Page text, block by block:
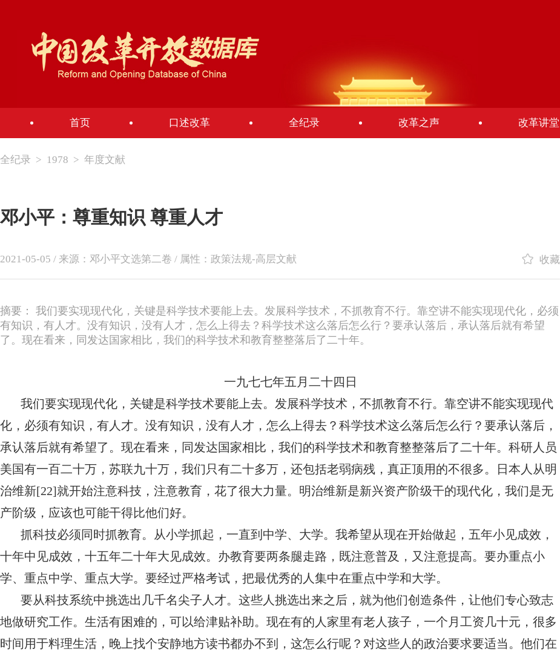
首页 口述改革 全纪录 改革之声 改革讲堂
全纪录 > 1978 > 年度文献
邓小平：尊重知识 尊重人才
2021-05-05 / 来源：邓小平文选第二卷 / 属性：政策法规-高层文献 收藏
摘要： 我们要实现现代化，关键是科学技术要能上去。发展科学技术，不抓教育不行。靠空讲不能实现现代化，必须
有知识，有人才。没有知识，没有人才，怎么上得去？科学技术这么落后怎么行？要承认落后，承认落后就有希望
了。现在看来，同发达国家相比，我们的科学技术和教育整整落后了二十年。
一九七七年五月二十四日
我们要实现现代化，关键是科学技术要能上去。发展科学技术，不抓教育不行。靠空讲不能实现现代
化，必须有知识，有人才。没有知识，没有人才，怎么上得去？科学技术这么落后怎么行？要承认落后，
承认落后就有希望了。现在看来，同发达国家相比，我们的科学技术和教育整整落后了二十年。科研人员
美国有一百二十万，苏联九十万，我们只有二十多万，还包括老弱病残，真正顶用的不很多。日本人从明
治维新[22]就开始注意科技，注意教育，花了很大力量。明治维新是新兴资产阶级干的现代化，我们是无
产阶级，应该也可能干得比他们好。
抓科技必须同时抓教育。从小学抓起，一直到中学、大学。我希望从现在开始做起，五年小见成效，
十年中见成效，十五年二十年大见成效。办教育要两条腿走路，既注意普及，又注意提高。要办重点小
学、重点中学、重点大学。要经过严格考试，把最优秀的人集中在重点中学和大学。
要从科技系统中挑选出几千名尖子人才。这些人挑选出来之后，就为他们创造条件，让他们专心致志
地做研究工作。生活有困难的，可以给津贴补助。现在有的人家里有老人孩子，一个月工资几十元，很多
时间用于料理生活，晚上找个安静地方读书都办不到，这怎么行呢？对这些人的政治要求要适当。他们在